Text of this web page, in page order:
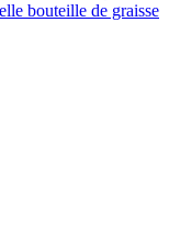
bouteille de graisse